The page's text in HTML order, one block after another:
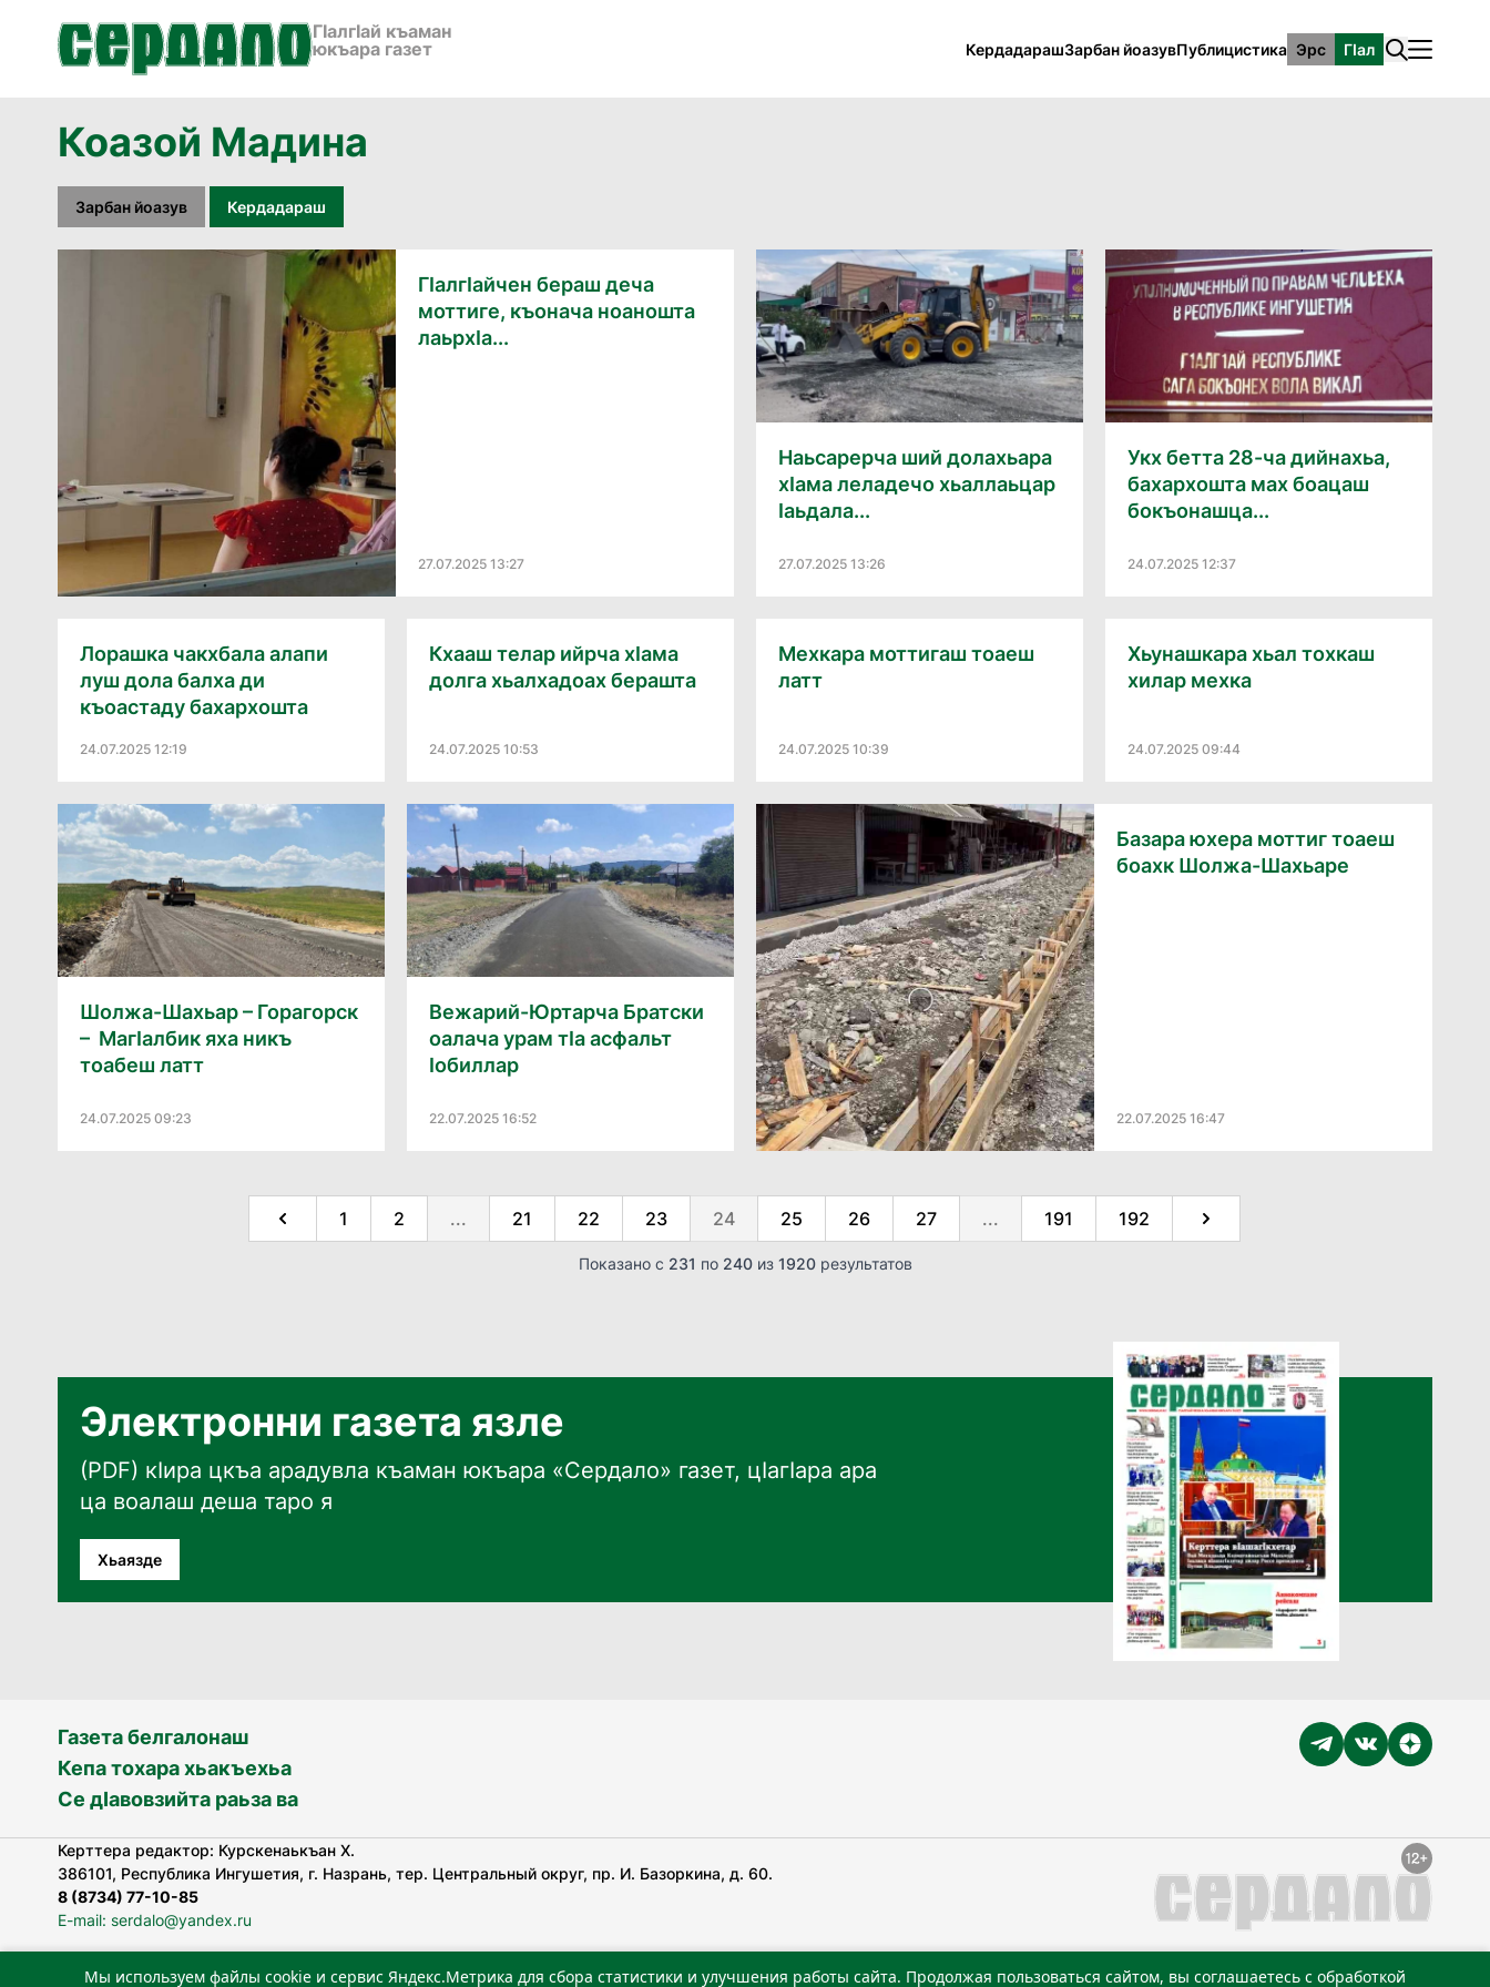
ГӀалгӀай къаман
юкъара газет
КердадарашЗарбан йоазувПублицистика Эрс ГӀал
Коазой Мадина
Зарбан йоазув Кердадараш
ГӀалгӀайчен бераш деча
моттиге, къонача ноаношта
лаьрхӀа...
27.07.2025 13:27
Наьсарерча ший долахьара
хӀама леладечо хьаллаьцар
Ӏаьдала...
27.07.2025 13:26
Укх бетта 28-ча дийнахьа,
бахархошта мах боацаш
бокъонашца...
24.07.2025 12:37
Лорашка чакхбала алапи
луш дола балха ди
къоастаду бахархошта
24.07.2025 12:19
Кхааш телар ийрча хӀама
долга хьалхадоах берашта
24.07.2025 10:53
Мехкара моттигаш тоаеш
латт
24.07.2025 10:39
Хьунашкара хьал тохкаш
хилар мехка
24.07.2025 09:44
Шолжа-Шахьар – Горагорск
– МагӀалбик яха никъ
тоабеш латт
24.07.2025 09:23
Вежарий-Юртарча Братски
оалача урам тӀа асфальт
Ӏобиллар
22.07.2025 16:52
Базара юхера моттиг тоаеш
боахк Шолжа-Шахьаре
22.07.2025 16:47
1 2 ... 21 22 23 24 25 26 27 ... 191 192
Показано с 231 по 240из 1920результатов
Электронни газета язле
(PDF) кӀира цкъа арадувла къаман юкъара «Сердало» газет, цӀагӀара ара
ца воалаш деша таро я
Хьаязде
Газета белгалонаш
Кепа тохара хьакъехьа
Се дӀавовзийта раьза ва
Керттера редактор: Курскенаькъан Х.
386101, Республика Ингушетия, г. Назрань, тер. Центральный округ, пр. И. Базоркина, д. 60.
8 (8734) 77-10-85
E-mail: serdalo@yandex.ru
Мы используем файлы cookie и сервис Яндекс.Метрика для сбора статистики и улучшения работы сайта. Продолжая пользоваться сайтом, вы соглашаетесь с обработкой